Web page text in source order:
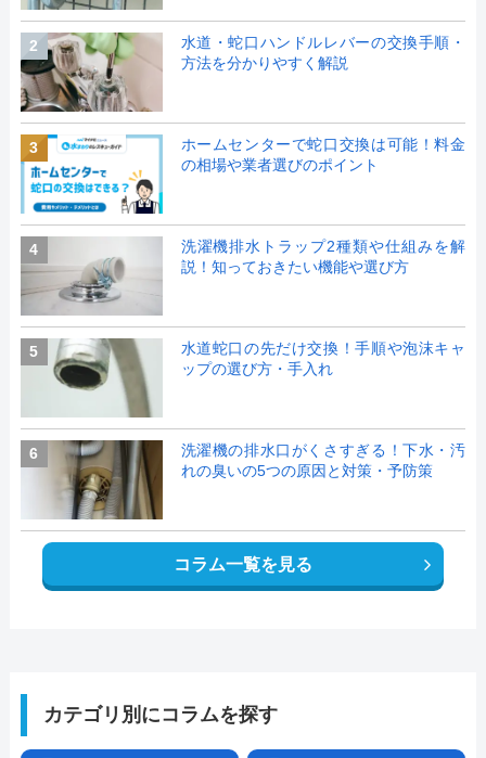
2
水道・蛇口ハンドルレバーの交換手順・
方法を分かりやすく解説
3
ホームセンターで蛇口交換は可能！料金
の相場や業者選びのポイント
4
洗濯機排水トラップ2種類や仕組みを解
説！知っておきたい機能や選び方
5
水道蛇口の先だけ交換！手順や泡沫キャ
ップの選び方・手入れ
6
洗濯機の排水口がくさすぎる！下水・汚
れの臭いの5つの原因と対策・予防策
コラム一覧を見る
カテゴリ別にコラムを探す